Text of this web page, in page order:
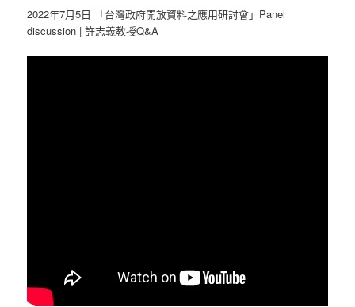
2022年7月5日 「台灣政府開放資料之應用研討會」Panel
discussion | 許志義教授Q&A